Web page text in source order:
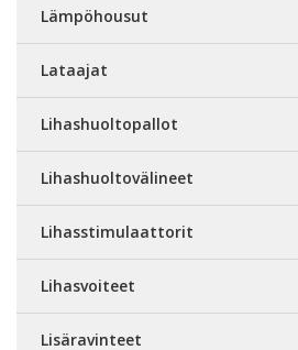
Lämpöhousut
Lataajat
Lihashuoltopallot
Lihashuoltovälineet
Lihasstimulaattorit
Lihasvoiteet
Lisäravinteet